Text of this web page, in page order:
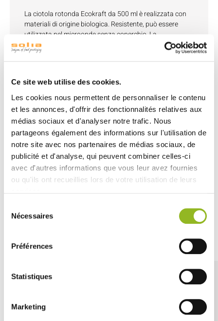
Ce site web utilise des cookies.
Les cookies nous permettent de personnaliser le contenu
et les annonces, d'offrir des fonctionnalités relatives aux
médias sociaux et d'analyser notre trafic. Nous
partageons également des informations sur l'utilisation de
notre site avec nos partenaires de médias sociaux, de
publicité et d'analyse, qui peuvent combiner celles-ci
avec d'autres informations que vous leur avez fournies
ou qu'ils ont recueillies lors de votre utilisation de leurs
Nécessaires
Préférences
Statistiques
Marketing
La ciotola rotonda Ecokraft da 500 ml è realizzata con
materiali di origine biologica. Resistente, può essere
utilizzata nel microonde senza coperchio. La
laminazione in PE della ciotola garantisce una buona
tenuta.
PET
Dimensioni: H52 Ø150
Capacità: 500 ml
Resistente ai grassi
Resistente al microonde, senza coperchio
Riciclabile
Formati disponibili: 500ml / 750 ml / 1000 ml / 1300 ml